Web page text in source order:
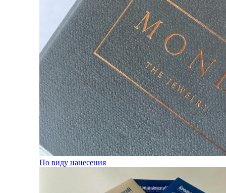
По виду нанесения